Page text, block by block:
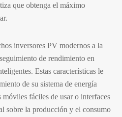
que obtenga el máximo
inversores PV modernos a la
de rendimiento en
Estas características le
de su sistema de energía
móviles fáciles de usar o interfaces
sobre la producción y el consumo